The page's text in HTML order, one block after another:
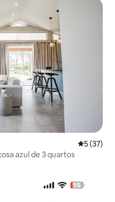
hóspedes
5 de uma
5 (37)
azul de 3 quartos